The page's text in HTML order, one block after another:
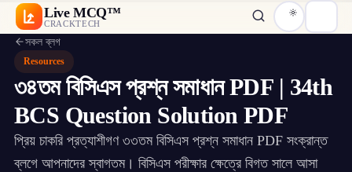
Live MCQ™
CRACKTECH
সকল ব্লগ
Resources
৩৪তম বিসিএস প্রশ্ন সমাধান PDF | 34th
BCS Question Solution PDF
প্রিয় চাকরি প্রত্যাশীগণ ৩৩তম বিসিএস প্রশ্ন সমাধান PDF সংক্রান্ত
ব্লগে আপনাদের স্বাগতম। বিসিএস পরীক্ষার ক্ষেত্রে বিগত সালে আসা